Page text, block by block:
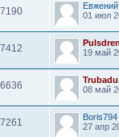
7190
Евжений
01 июл
7412
Pulsdren
19 май
6636
08 май
7261
Boris794
27 апр